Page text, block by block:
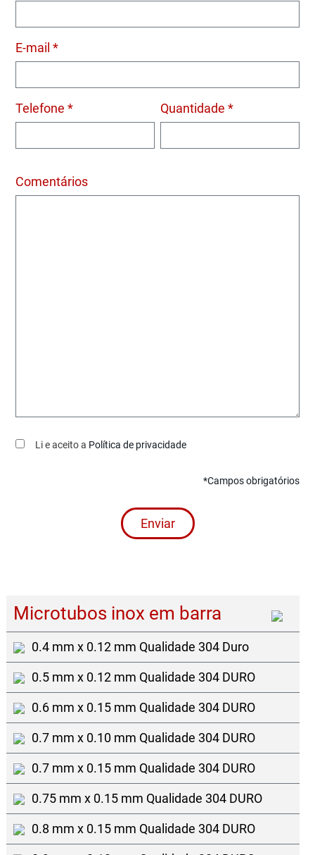
Microtubos inox em barra
0.4 mm x 0.12 mm Qualidade 304 Duro
0.5 mm x 0.12 mm Qualidade 304 DURO
0.6 mm x 0.15 mm Qualidade 304 DURO
0.7 mm x 0.10 mm Qualidade 304 DURO
0.7 mm x 0.15 mm Qualidade 304 DURO
0.75 mm x 0.15 mm Qualidade 304 DURO
0.8 mm x 0.15 mm Qualidade 304 DURO
E-mail *
Telefone * Quantidade *
Comentários
Li e aceito a Política de privacidade
*Campos obrigatórios
Enviar